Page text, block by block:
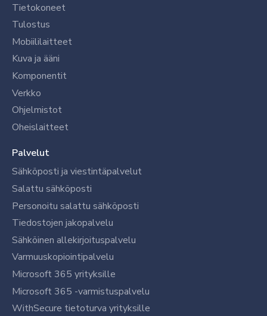
Tietokoneet
Tulostus
Mobiililaitteet
Kuva ja ääni
Komponentit
Verkko
Ohjelmistot
Oheislaitteet
Palvelut
Sähköposti ja viestintäpalvelut
Salattu sähköposti
Personoitu salattu sähköposti
Tiedostojen jakopalvelu
Sähköinen allekirjoituspalvelu
Varmuuskopiointipalvelu
Microsoft 365 yrityksille
Microsoft 365 -varmistuspalvelu
WithSecure tietoturva yrityksille